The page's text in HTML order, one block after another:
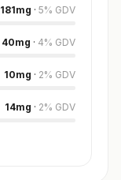
181mg · 5% GDV
40mg · 4% GDV
10mg · 2% GDV
14mg · 2% GDV